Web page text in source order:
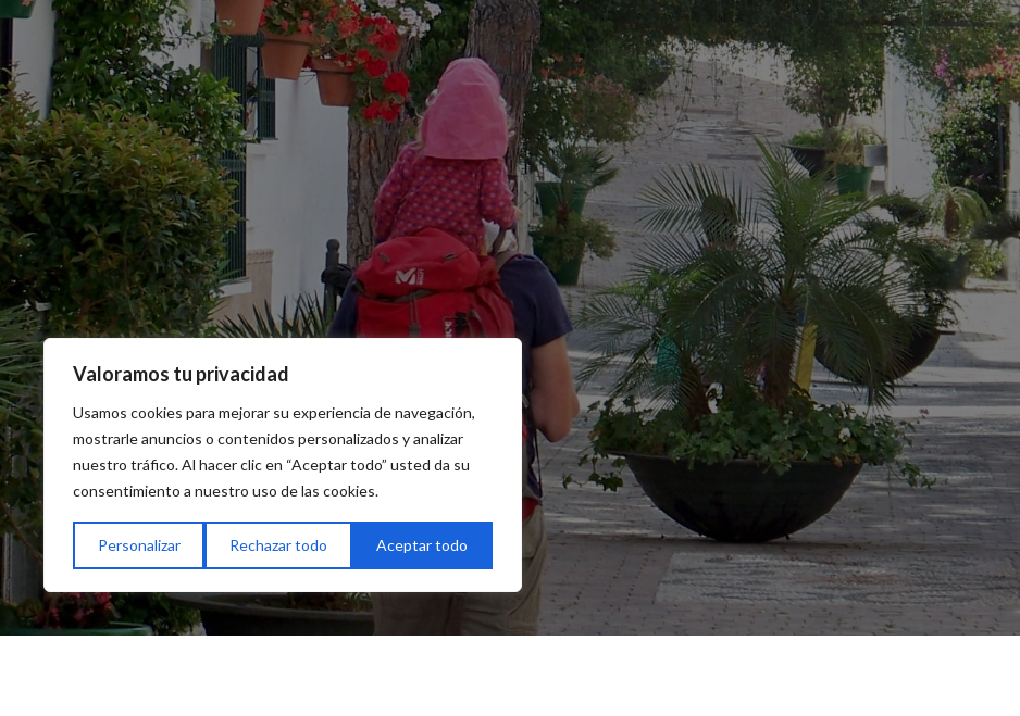
Valoramos tu privacidad
Usamos cookies para mejorar su experiencia de navegación,
mostrarle anuncios o contenidos personalizados y analizar
nuestro tráfico. Al hacer clic en “Aceptar todo” usted da su
consentimiento a nuestro uso de las cookies.
Personalizar Rechazar todo Aceptar todo